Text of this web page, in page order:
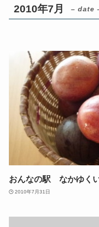
2010年7月 – date
おんなの駅 なかゆく
2010年7月31日